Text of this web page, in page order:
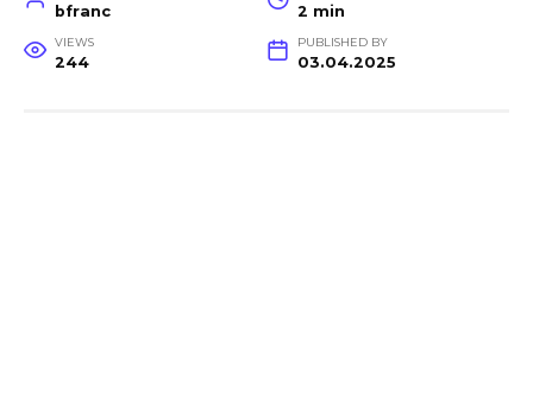
bfranc 2 min
VIEWS
244
PUBLISHED BY
03.04.2025